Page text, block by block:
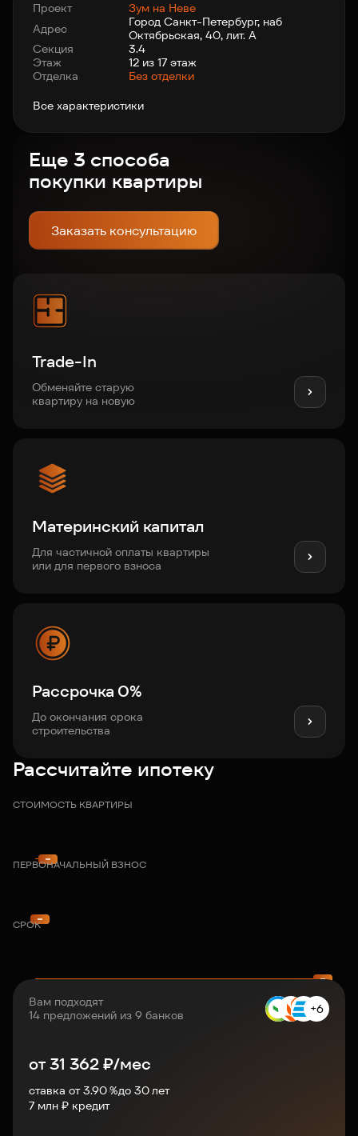
Проект
Зум на Неве
Адрес
Город Санкт-Петербург, наб
Октябрьская, 40, лит. А
Секция
3.4
Этаж
12 из 17 этаж
Отделка
Без отделки
Все характеристики
Еще 3 способа
покупки квартиры
Заказать консультацию
Trade-In
Обменяйте старую
квартиру на новую
Материнский капитал
Для частичной оплаты квартиры
или для первого взноса
Рассрочка 0%
До окончания срока
строительства
Рассчитайте ипотеку
СТОИМОСТЬ КВАРТИРЫ
ПЕРВОНАЧАЛЬНЫЙ ВЗНОС
СРОК
Вам подходят
14 предложений из 9 банков
+6
от31 362₽/мес
ставка от 3.90 %до 30лет
7 млн ₽ кредит